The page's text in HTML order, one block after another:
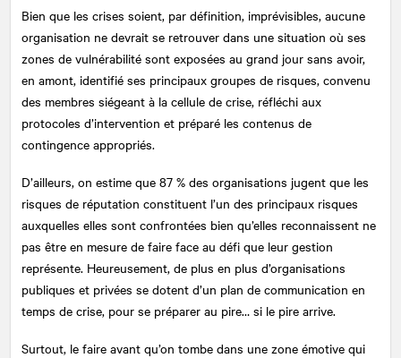
Bien que les crises soient, par définition, imprévisibles, aucune
organisation ne devrait se retrouver dans une situation où ses
zones de vulnérabilité sont exposées au grand jour sans avoir,
en amont, identifié ses principaux groupes de risques, convenu
des membres siégeant à la cellule de crise, réfléchi aux
protocoles d’intervention et préparé les contenus de
contingence appropriés.
D’ailleurs, on estime que 87 % des organisations jugent que les
risques de réputation constituent l’un des principaux risques
auxquelles elles sont confrontées bien qu’elles reconnaissent ne
pas être en mesure de faire face au défi que leur gestion
représente. Heureusement, de plus en plus d’organisations
publiques et privées se dotent d’un plan de communication en
temps de crise, pour se préparer au pire… si le pire arrive.
Surtout, le faire avant qu’on tombe dans une zone émotive qui